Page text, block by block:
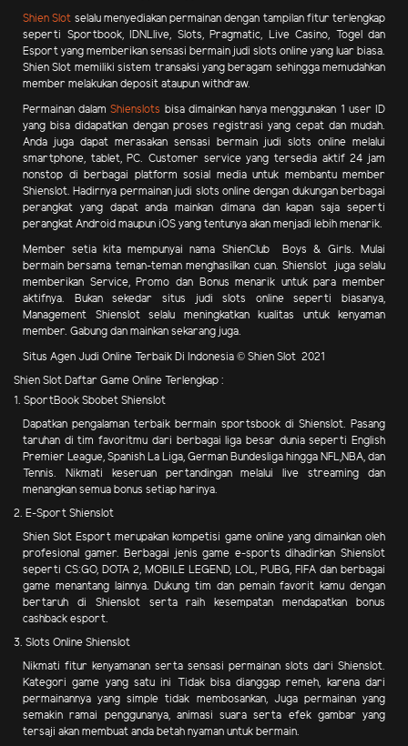
Shien Slot selalu menyediakan permainan dengan tampilan fitur terlengkap
seperti Sportbook, IDNLlive, Slots, Pragmatic, Live Casino, Togel dan
Esport yang memberikan sensasi bermain judi slots online yang luar biasa.
Shien Slot memiliki sistem transaksi yang beragam sehingga memudahkan
member melakukan deposit ataupun withdraw.
Permainan dalamShienslots bisa dimainkan hanya menggunakan 1 user ID
yang bisa didapatkan dengan proses registrasi yang cepat dan mudah.
Anda juga dapat merasakan sensasi bermain judi slots online melalui
smartphone, tablet, PC. Customer service yang tersedia aktif 24 jam
nonstop di berbagai platform sosial media untuk membantu member
Shienslot. Hadirnya permainan judi slots online dengan dukungan berbagai
perangkat yang dapat anda mainkan dimana dan kapan saja seperti
perangkat Android maupun iOS yang tentunya akan menjadi lebih menarik.
Member setia kita mempunyai nama ShienClub Boys & Girls. Mulai
bermain bersama teman-teman menghasilkan cuan. Shienslot juga selalu
memberikan Service, Promo dan Bonus menarik untuk para member
aktifnya. Bukan sekedar situs judi slots online seperti biasanya,
Management Shienslot selalu meningkatkan kualitas untuk kenyaman
member. Gabung dan mainkan sekarang juga.
Situs Agen Judi Online Terbaik Di Indonesia © Shien Slot 2021
Shien Slot Daftar Game Online Terlengkap :
1. SportBook Sbobet Shienslot
Dapatkan pengalaman terbaik bermain sportsbook di Shienslot. Pasang
taruhan di tim favoritmu dari berbagai liga besar dunia seperti English
Premier League, Spanish La Liga, German Bundesliga hingga NFL,NBA, dan
Tennis. Nikmati keseruan pertandingan melalui live streaming dan
menangkan semua bonus setiap harinya.
2. E-Sport Shienslot
Shien Slot Esport merupakan kompetisi game online yang dimainkan oleh
profesional gamer. Berbagai jenis game e-sports dihadirkan Shienslot
seperti CS:GO, DOTA 2, MOBILE LEGEND, LOL, PUBG, FIFA dan berbagai
game menantang lainnya. Dukung tim dan pemain favorit kamu dengan
bertaruh di Shienslot serta raih kesempatan mendapatkan bonus
cashback esport.
3. Slots Online Shienslot
Nikmati fitur kenyamanan serta sensasi permainan slots dari Shienslot.
Kategori game yang satu ini Tidak bisa dianggap remeh, karena dari
permainannya yang simple tidak membosankan, Juga permainan yang
semakin ramai penggunanya, animasi suara serta efek gambar yang
tersaji akan membuat anda betah nyaman untuk bermain.